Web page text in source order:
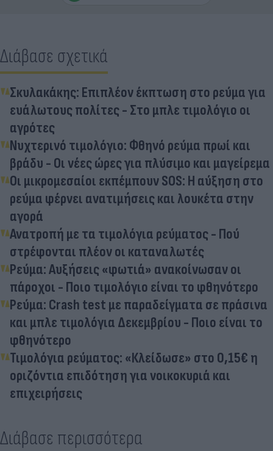
Διάβασε σχετικά
Σκυλακάκης: Επιπλέον έκπτωση στο ρεύμα για
ευάλωτους πολίτες - Στο μπλε τιμολόγιο οι
αγρότες
Νυχτερινό τιμολόγιο: Φθηνό ρεύμα πρωί και
βράδυ - Οι νέες ώρες για πλύσιμο και μαγείρεμα
Οι μικρομεσαίοι εκπέμπουν SOS: Η αύξηση στο
ρεύμα φέρνει ανατιμήσεις και λουκέτα στην
αγορά
Ανατροπή με τα τιμολόγια ρεύματος - Πού
στρέφονται πλέον οι καταναλωτές
Ρεύμα: Αυξήσεις «φωτιά» ανακοίνωσαν οι
πάροχοι - Ποιο τιμολόγιο είναι το φθηνότερο
Ρεύμα: Crash test με παραδείγματα σε πράσινα
και μπλε τιμολόγια Δεκεμβρίου - Ποιο είναι το
φθηνότερο
Τιμολόγια ρεύματος: «Κλείδωσε» στο 0,15€ η
οριζόντια επιδότηση για νοικοκυριά και
επιχειρήσεις
Διάβασε περισσότερα